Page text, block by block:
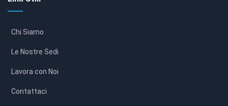
Chi Siamo
Le Nostre Sedi
Lavora con Noi
Contattaci